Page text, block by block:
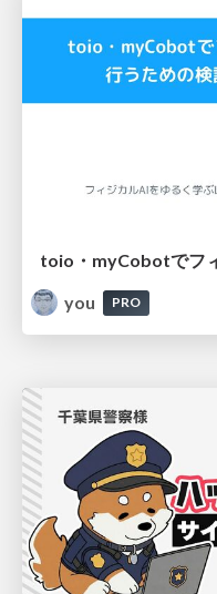
you
PRO